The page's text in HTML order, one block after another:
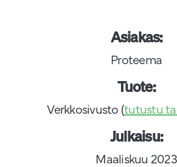
Asiakas:
Proteema
Tuote:
Verkkosivusto (tutustu
Julkaisu:
Maaliskuu 2023